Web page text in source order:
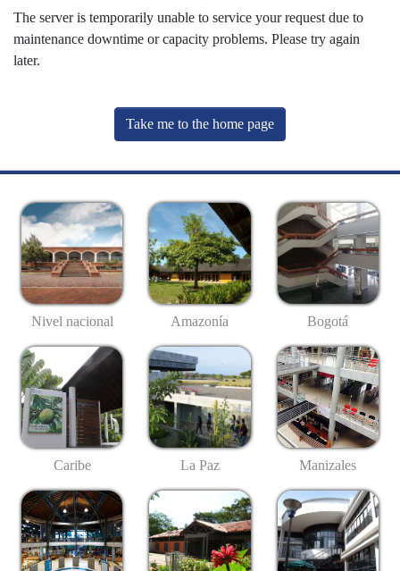
The server is temporarily unable to service your request due to
maintenance downtime or capacity problems. Please try again
later.
Take me to the home page
Nivel nacional Amazonía Bogotá
Caribe La Paz Manizales